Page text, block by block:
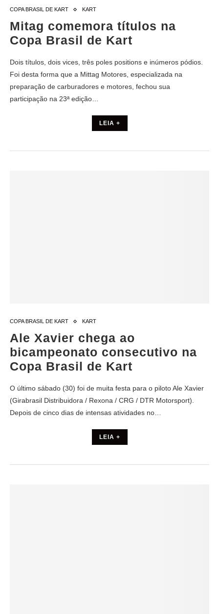
COPA BRASIL DE KART KART
Mitag comemora títulos na
Copa Brasil de Kart
Dois títulos, dois vices, três poles positions e inúmeros pódios.
Foi desta forma que a Mittag Motores, especializada na
preparação de carburadores e motores, fechou sua
participação na 23ª edição…
LEIA +
COPA BRASIL DE KART KART
Ale Xavier chega ao
bicampeonato consecutivo na
Copa Brasil de Kart
O último sábado (30) foi de muita festa para o piloto Ale Xavier
(Girabrasil Distribuidora / Rexona / CRG / DTR Motorsport).
Depois de cinco dias de intensas atividades no…
LEIA +